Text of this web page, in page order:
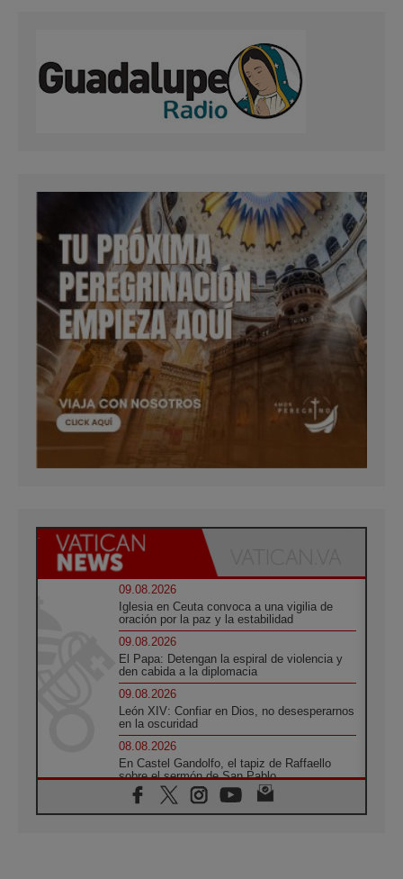
09.08.2026
Iglesia en Ceuta convoca a una vigilia de
oración por la paz y la estabilidad
09.08.2026
El Papa: Detengan la espiral de violencia y
den cabida a la diplomacia
09.08.2026
León XIV: Confiar en Dios, no desesperarnos
en la oscuridad
08.08.2026
En Castel Gandolfo, el tapiz de Raffaello
sobre el sermón de San Pablo
08.08.2026
En Colombia, «la paz no se compra con una